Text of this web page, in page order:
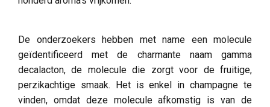
De onderzoekers hebben met name een molecule
geïdentificeerd met de charmante naam gamma
decalacton, de molecule die zorgt voor de fruitige,
perzikachtige smaak. Het is enkel in champagne te
vinden, omdat deze molecule afkomstig is van de